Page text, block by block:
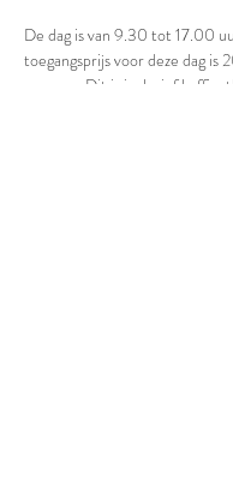
De dag is van 9.30 tot 17.00
toegangsprijs voor deze dag is
persoon. Dit is inclusief